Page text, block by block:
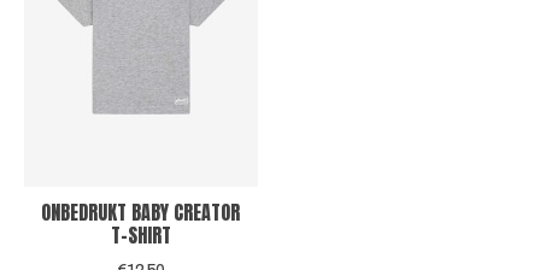
ONBEDRUKT BABY CREATOR
T-SHIRT